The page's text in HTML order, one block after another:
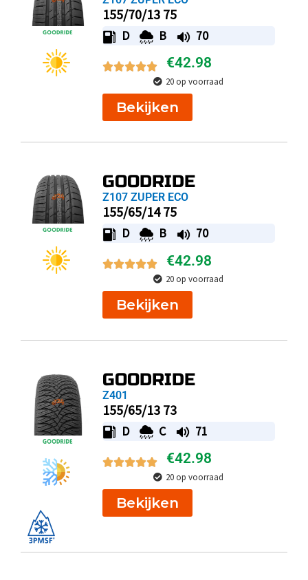
155/70/13 75
D B 70
€42.98
20 op voorraad
Bekijken
GOODRIDE
Z107 ZUPER ECO
155/65/14 75
D B 70
€42.98
20 op voorraad
Bekijken
GOODRIDE
Z401
155/65/13 73
D C 71
€42.98
20 op voorraad
Bekijken